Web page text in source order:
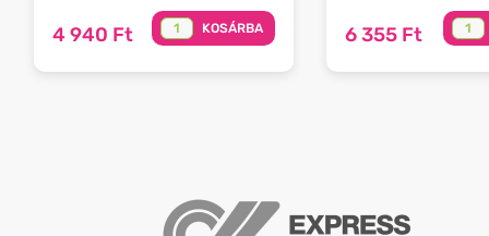
4 940 Ft KOSÁRBA 6 355 Ft